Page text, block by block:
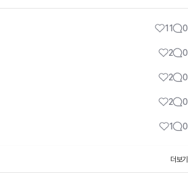
11 0
2 0
2 0
2 0
1 0
더보기